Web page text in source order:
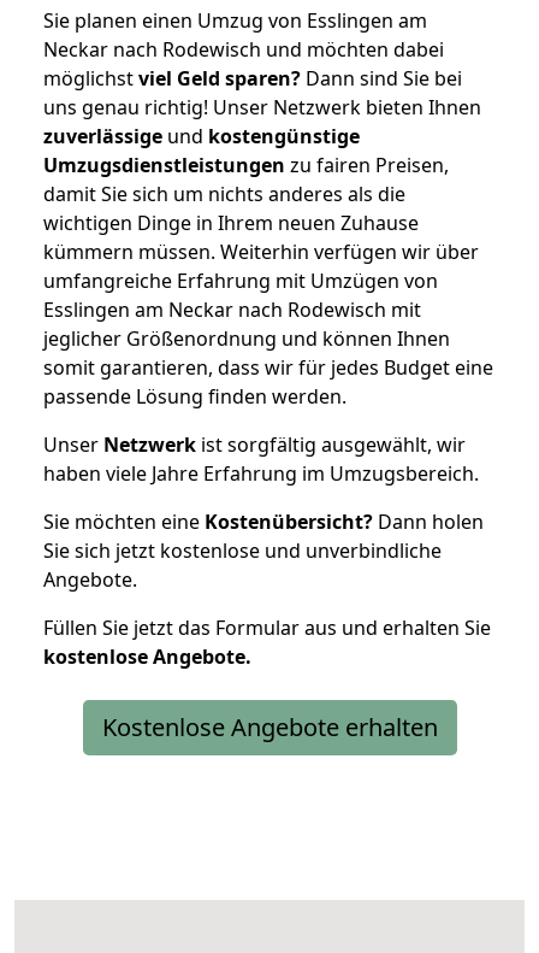
Sie planen einen Umzug von Esslingen am
Neckar nach Rodewisch und möchten dabei
möglichstviel Geld sparen? Dann sind Sie bei
uns genau richtig! Unser Netzwerk bieten Ihnen
zuverlässige und kostengünstige
Umzugsdienstleistungen zu fairen Preisen,
damit Sie sich um nichts anderes als die
wichtigen Dinge in Ihrem neuen Zuhause
kümmern müssen. Weiterhin verfügen wir über
umfangreiche Erfahrung mit Umzügen von
Esslingen am Neckar nach Rodewisch mit
jeglicher Größenordnung und können Ihnen
somit garantieren, dass wir für jedes Budget eine
passende Lösung finden werden.
Unser Netzwerk ist sorgfältig ausgewählt, wir
haben viele Jahre Erfahrung im Umzugsbereich.
Sie möchten eine Kostenübersicht? Dann holen
Sie sich jetzt kostenlose und unverbindliche
Angebote.
Füllen Sie jetzt das Formular aus und erhalten Sie
kostenloseAngebote.
Kostenlose Angebote erhalten